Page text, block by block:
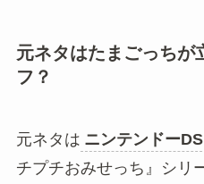
元ネタはたまごっちが
フ？
元ネタは ニンテンドーDS
チプチおみせっち』シリ